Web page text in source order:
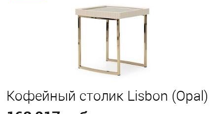
Кофейный столик Lisbon (Opal)